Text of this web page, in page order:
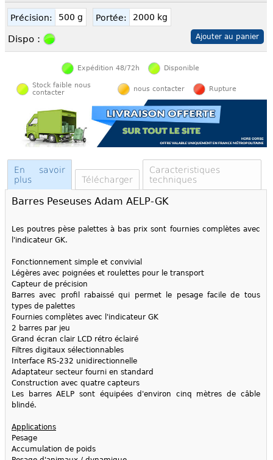
Précision: 500 g Portée: 2000 kg
Dispo :
Expédition 48/72h Disponible
Stock faible nous
contacter
nous contacter Rupture
En savoir
plus
Télécharger
Caracteristiques
techniques
Barres Peseuses Adam AELP-GK
Les poutres pèse palettes à bas prix sont fournies complètes avec
l'indicateur GK.
Fonctionnement simple et convivial
Légères avec poignées et roulettes pour le transport
Capteur de précision
Barres avec profil rabaissé qui permet le pesage facile de tous
types de palettes
Fournies complètes avec l'indicateur GK
2 barres par jeu
Grand écran clair LCD rétro éclairé
Filtres digitaux sélectionnables
Interface RS-232 unidirectionnelle
Adaptateur secteur fourni en standard
Construction avec quatre capteurs
Les barres AELP sont équipées d'environ cinq mètres de câble
blindé.
Applications
Pesage
Accumulation de poids